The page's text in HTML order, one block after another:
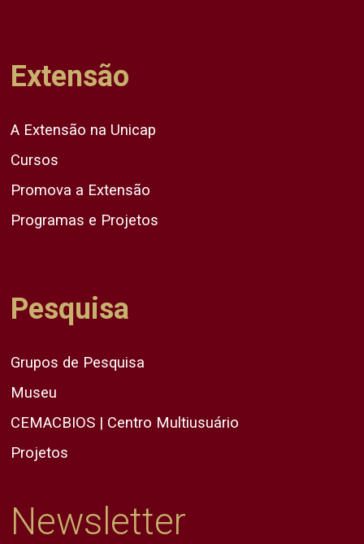
Extensão
A Extensão na Unicap
Cursos
Promova a Extensão
Programas e Projetos
Pesquisa
Grupos de Pesquisa
Museu
CEMACBIOS | Centro Multiusuário
Projetos
Newsletter